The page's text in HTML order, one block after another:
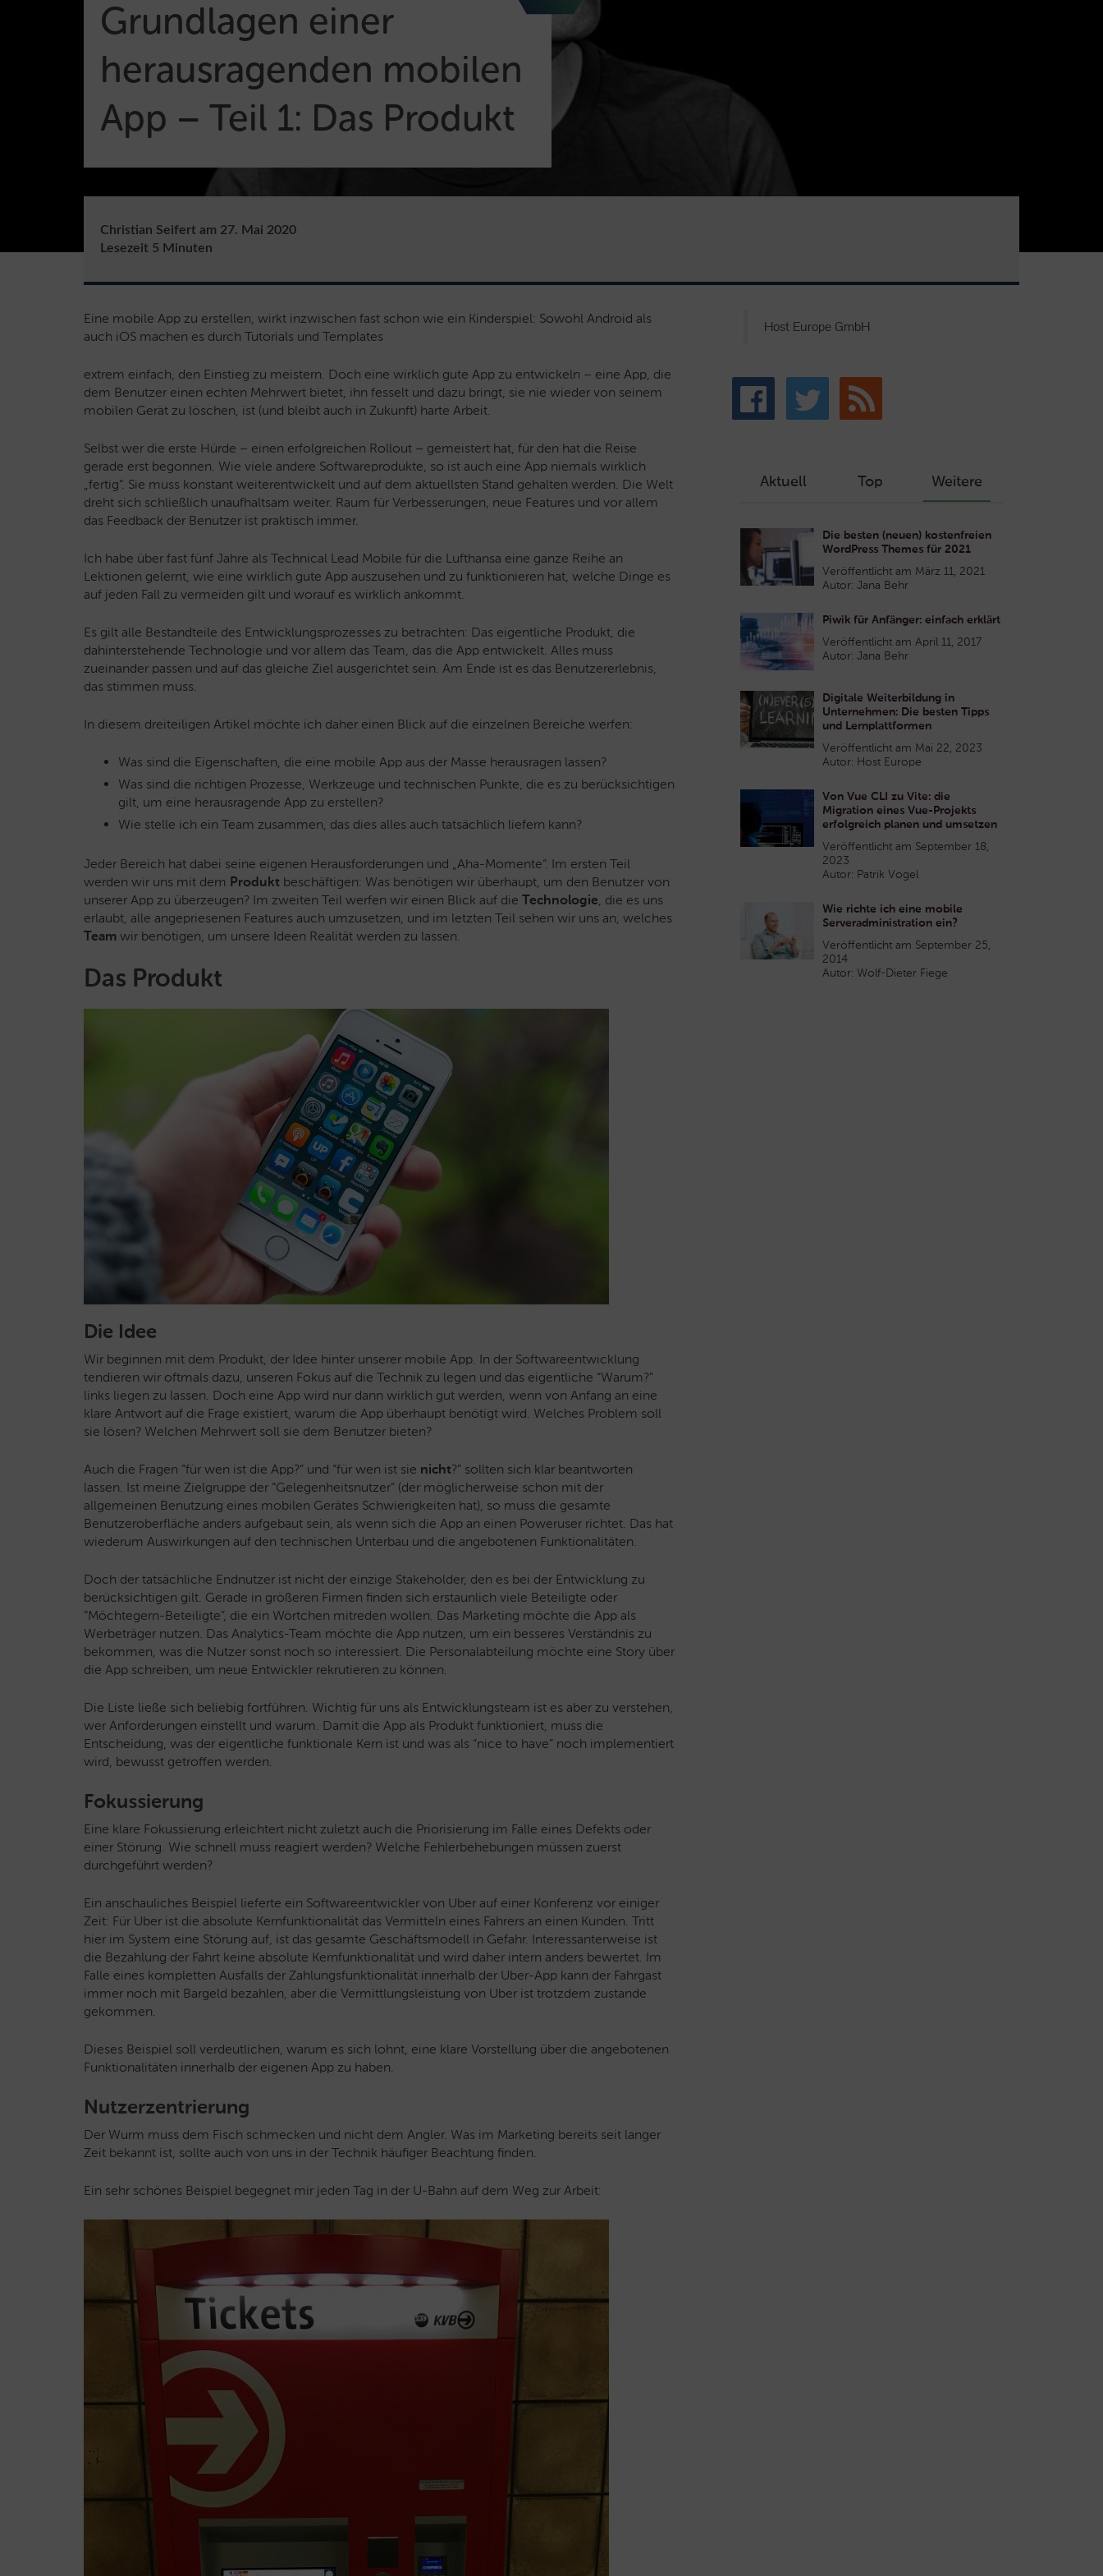
Grundlagen einer
herausragenden mobilen
App – Teil 1: Das Produkt
Christian Seifert am 27. Mai 2020
Lesezeit 5 Minuten
Eine mobile App zu erstellen, wirkt inzwischen fast schon wie ein Kinderspiel: Sowohl Android als
auch iOS machen es durch Tutorials und Templates
extrem einfach, den Einstieg zu meistern. Doch eine wirklich gute App zu entwickeln – eine App, die
dem Benutzer einen echten Mehrwert bietet, ihn fesselt und dazu bringt, sie nie wieder von seinem
mobilen Gerät zu löschen, ist (und bleibt auch in Zukunft) harte Arbeit.
Selbst wer die erste Hürde – einen erfolgreichen Rollout – gemeistert hat, für den hat die Reise
gerade erst begonnen. Wie viele andere Softwareprodukte, so ist auch eine App niemals wirklich
„fertig“. Sie muss konstant weiterentwickelt und auf dem aktuellsten Stand gehalten werden. Die Welt
dreht sich schließlich unaufhaltsam weiter. Raum für Verbesserungen, neue Features und vor allem
das Feedback der Benutzer ist praktisch immer.
Ich habe über fast fünf Jahre als Technical Lead Mobile für die Lufthansa eine ganze Reihe an
Lektionen gelernt, wie eine wirklich gute App auszusehen und zu funktionieren hat, welche Dinge es
auf jeden Fall zu vermeiden gilt und worauf es wirklich ankommt.
Es gilt alle Bestandteile des Entwicklungsprozesses zu betrachten: Das eigentliche Produkt, die
dahinterstehende Technologie und vor allem das Team, das die App entwickelt. Alles muss
zueinander passen und auf das gleiche Ziel ausgerichtet sein. Am Ende ist es das Benutzererlebnis,
das stimmen muss.
In diesem dreiteiligen Artikel möchte ich daher einen Blick auf die einzelnen Bereiche werfen:
Was sind die Eigenschaften, die eine mobile App aus der Masse herausragen lassen?
Was sind die richtigen Prozesse, Werkzeuge und technischen Punkte, die es zu berücksichtigen
gilt, um eine herausragende App zu erstellen?
Wie stelle ich ein Team zusammen, das dies alles auch tatsächlich liefern kann?
Jeder Bereich hat dabei seine eigenen Herausforderungen und „Aha-Momente“. Im ersten Teil
werden wir uns mit dem Produkt beschäftigen: Was benötigen wir überhaupt, um den Benutzer von
unserer App zu überzeugen? Im zweiten Teil werfen wir einen Blick auf die Technologie, die es uns
erlaubt, alle angepriesenen Features auch umzusetzen, und im letzten Teil sehen wir uns an, welches
Team wir benötigen, um unsere Ideen Realität werden zu lassen.
Das Produkt
Die Idee
Wir beginnen mit dem Produkt, der Idee hinter unserer mobile App. In der Softwareentwicklung
tendieren wir oftmals dazu, unseren Fokus auf die Technik zu legen und das eigentliche “Warum?”
links liegen zu lassen. Doch eine App wird nur dann wirklich gut werden, wenn von Anfang an eine
klare Antwort auf die Frage existiert, warum die App überhaupt benötigt wird. Welches Problem soll
sie lösen? Welchen Mehrwert soll sie dem Benutzer bieten?
Auch die Fragen “für wen ist die App?” und “für wen ist sie nicht?” sollten sich klar beantworten
lassen. Ist meine Zielgruppe der “Gelegenheitsnutzer” (der möglicherweise schon mit der
allgemeinen Benutzung eines mobilen Gerätes Schwierigkeiten hat), so muss die gesamte
Benutzeroberfläche anders aufgebaut sein, als wenn sich die App an einen Poweruser richtet. Das hat
wiederum Auswirkungen auf den technischen Unterbau und die angebotenen Funktionalitäten.
Doch der tatsächliche Endnutzer ist nicht der einzige Stakeholder, den es bei der Entwicklung zu
berücksichtigen gilt. Gerade in größeren Firmen finden sich erstaunlich viele Beteiligte oder
“Möchtegern-Beteiligte”, die ein Wörtchen mitreden wollen. Das Marketing möchte die App als
Werbeträger nutzen. Das Analytics-Team möchte die App nutzen, um ein besseres Verständnis zu
bekommen, was die Nutzer sonst noch so interessiert. Die Personalabteilung möchte eine Story über
die App schreiben, um neue Entwickler rekrutieren zu können.
Die Liste ließe sich beliebig fortführen. Wichtig für uns als Entwicklungsteam ist es aber zu verstehen,
wer Anforderungen einstellt und warum. Damit die App als Produkt funktioniert, muss die
Entscheidung, was der eigentliche funktionale Kern ist und was als “nice to have” noch implementiert
wird, bewusst getroffen werden.
Fokussierung
Eine klare Fokussierung erleichtert nicht zuletzt auch die Priorisierung im Falle eines Defekts oder
einer Störung. Wie schnell muss reagiert werden? Welche Fehlerbehebungen müssen zuerst
durchgeführt werden?
Ein anschauliches Beispiel lieferte ein Softwareentwickler von Uber auf einer Konferenz vor einiger
Zeit: Für Uber ist die absolute Kernfunktionalität das Vermitteln eines Fahrers an einen Kunden. Tritt
hier im System eine Störung auf, ist das gesamte Geschäftsmodell in Gefahr. Interessanterweise ist
die Bezahlung der Fahrt keine absolute Kernfunktionalität und wird daher intern anders bewertet. Im
Falle eines kompletten Ausfalls der Zahlungsfunktionalität innerhalb der Uber-App kann der Fahrgast
immer noch mit Bargeld bezahlen, aber die Vermittlungsleistung von Uber ist trotzdem zustande
gekommen.
Dieses Beispiel soll verdeutlichen, warum es sich lohnt, eine klare Vorstellung über die angebotenen
Funktionalitäten innerhalb der eigenen App zu haben.
Nutzerzentrierung
Der Wurm muss dem Fisch schmecken und nicht dem Angler. Was im Marketing bereits seit langer
Zeit bekannt ist, sollte auch von uns in der Technik häufiger Beachtung finden.
Ein sehr schönes Beispiel begegnet mir jeden Tag in der U-Bahn auf dem Weg zur Arbeit:
Host Europe GmbH
Aktuell Top Weitere
Die besten (neuen) kostenfreien
WordPress Themes für 2021
Veröffentlicht am März 11, 2021
Autor: Jana Behr
Piwik für Anfänger: einfach erklärt
Veröffentlicht am April 11, 2017
Autor: Jana Behr
Digitale Weiterbildung in
Unternehmen: Die besten Tipps
und Lernplattformen
Veröffentlicht am Mai 22, 2023
Autor: Host Europe
Von Vue CLI zu Vite: die
Migration eines Vue-Projekts
erfolgreich planen und umsetzen
Veröffentlicht am September 18,
2023
Autor: Patrik Vogel
Wie richte ich eine mobile
Serveradministration ein?
Veröffentlicht am September 25,
2014
Autor: Wolf-Dieter Fiege